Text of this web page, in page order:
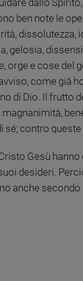
dallo
ben note le
dissolutezza,
gelosia,
orge e cose del
come già
di Dio. Il frutto
sé; contro
Gesù
desideri.
anche secondo